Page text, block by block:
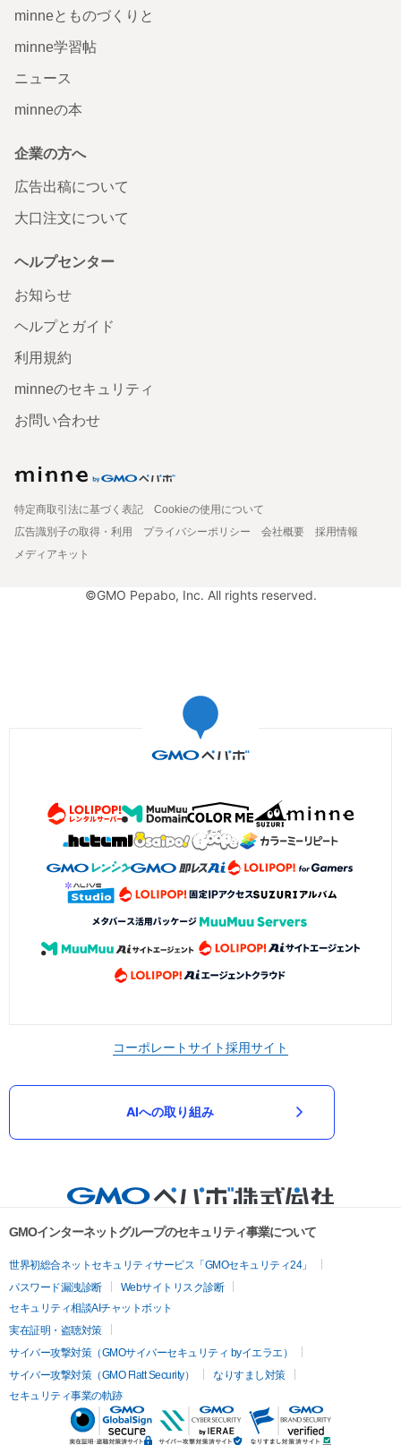
minneとものづくりと
minne学習帖
ニュース
minneの本
企業の方へ
広告出稿について
大口注文について
ヘルプセンター
お知らせ
ヘルプとガイド
利用規約
minneのセキュリティ
お問い合わせ
特定商取引法に基づく表記
Cookieの使用について
広告識別子の取得・利用
プライバシーポリシー 会社概要
採用情報
メディアキット
©GMO Pepabo, Inc. All rights reserved.
コーポレートサイト採用サイト
AIへの取り組み
GMOインターネットグループのセキュリティ事業について
世界初総合ネットセキュリティサービス「GMOセキュリティ24」
パスワード漏洩診断
Webサイトリスク診断
セキュリティ相談AIチャットボット
実在証明・盗聴対策
サイバー攻撃対策（GMOサイバーセキュリティ byイエラエ）
サイバー攻撃対策（GMO Flatt Security）
なりすまし対策
セキュリティ事業の軌跡